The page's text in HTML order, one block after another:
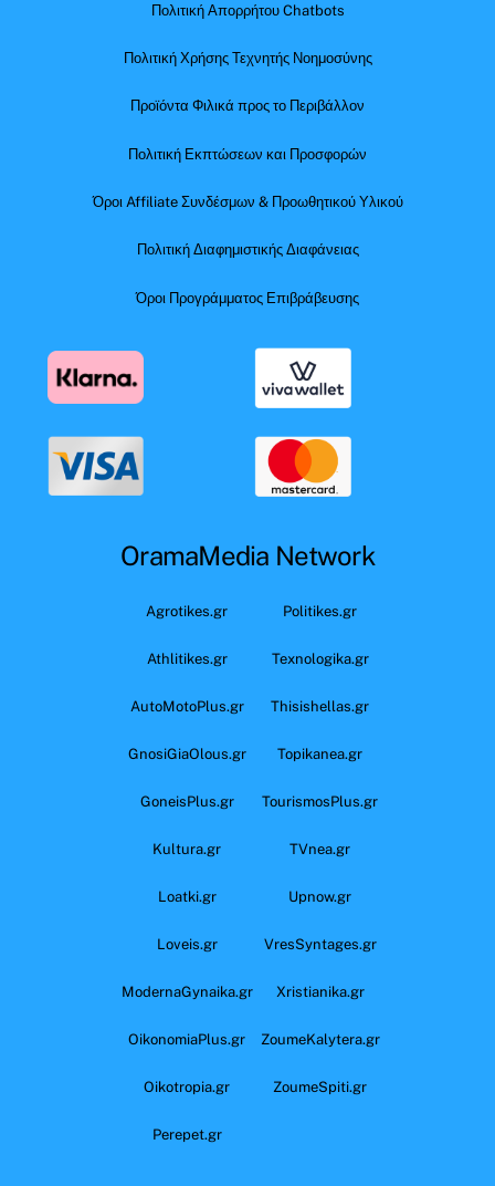
Πολιτική Απορρήτου Chatbots
Πολιτική Χρήσης Τεχνητής Νοημοσύνης
Προϊόντα Φιλικά προς το Περιβάλλον
Πολιτική Εκπτώσεων και Προσφορών
Όροι Affiliate Συνδέσμων & Προωθητικού Υλικού
Πολιτική Διαφημιστικής Διαφάνειας
Όροι Προγράμματος Επιβράβευσης
OramaMedia Network
Agrotikes.gr Politikes.gr
Athlitikes.gr Texnologika.gr
AutoMotoPlus.gr Thisishellas.gr
GnosiGiaOlous.gr Topikanea.gr
GoneisPlus.gr TourismosPlus.gr
Kultura.gr TVnea.gr
Loatki.gr Upnow.gr
Loveis.gr VresSyntages.gr
ModernaGynaika.gr Xristianika.gr
OikonomiaPlus.gr ZoumeKalytera.gr
Oikotropia.gr ZoumeSpiti.gr
Perepet.gr